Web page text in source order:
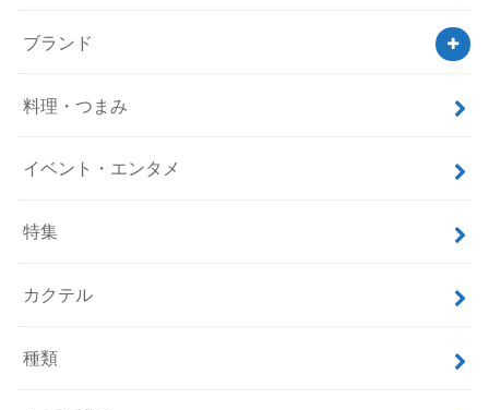
ブランド
料理・つまみ
イベント・エンタメ
特集
カクテル
種類